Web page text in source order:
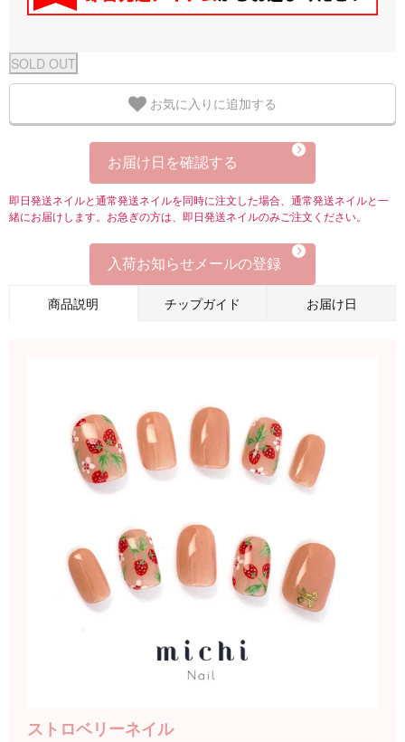
お気に入りに追加する
お届け日を確認する
即日発送ネイルと通常発送ネイルを同時に注文した場合、通常発送ネイルと一
緒にお届けします。お急ぎの方は、即日発送ネイルのみご注文ください。
入荷お知らせメールの登録
商品説明 チップガイド お届け日
ストロベリーネイル